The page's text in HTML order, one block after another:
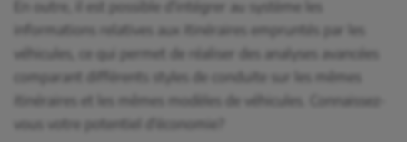
En outre, il est possible d'intégrer au système les
informations relatives aux itinéraires empruntés par les
véhicules, ce qui permet de réaliser des analyses avancées
comparant différents styles de conduite sur les mêmes
itinéraires et les mêmes modèles de véhicules. Connaissez-
vous votre potentiel d'économie?